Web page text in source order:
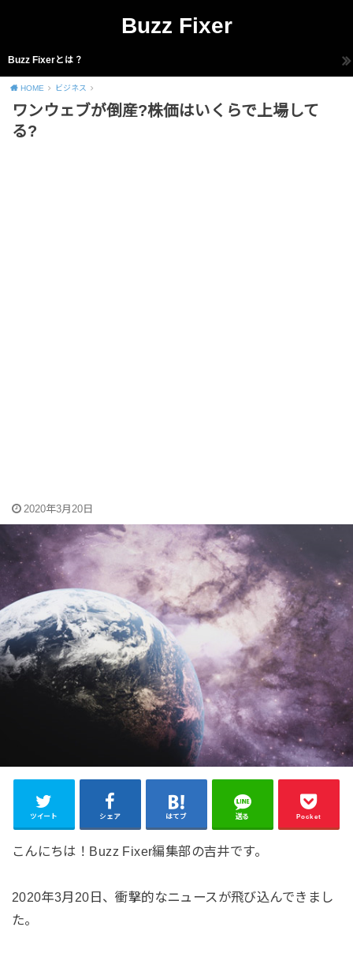
Buzz Fixer
Buzz Fixerとは？
HOME ビジネス
ワンウェブが倒産?株価はいくらで上場して
る?
2020年3月20日
ツイート シェア はてブ 送る Pocket
こんにちは！Buzz Fixer編集部の吉井です。
2020年3月20日、衝撃的なニュースが飛び込んできまし
た。